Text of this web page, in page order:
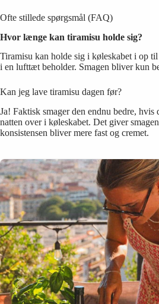
Ofte stillede spørgsmål (FAQ)
Hvor længe kan tiramisu holde sig?
Tiramisu kan holde sig i køleskabet i op
i en lufttæt beholder. Smagen bliver kun
Kan jeg lave tiramisu dagen før?
Ja! Faktisk smager den endnu bedre,
natten over i køleskabet. Det giver
konsistensen bliver mere fast og cremet.